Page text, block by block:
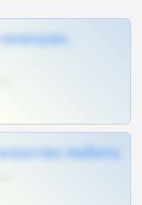
любить